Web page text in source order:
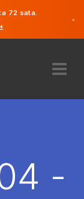
72 sata.
×
-